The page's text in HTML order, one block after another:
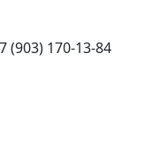
(903) 170-13-84